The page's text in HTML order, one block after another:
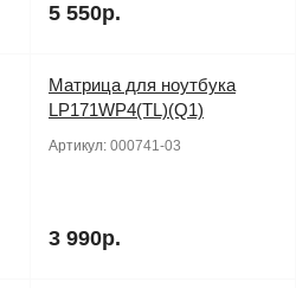
5 550р.
Матрица для ноутбука
LP171WP4(TL)(Q1)
Артикул: 000741-03
3 990р.